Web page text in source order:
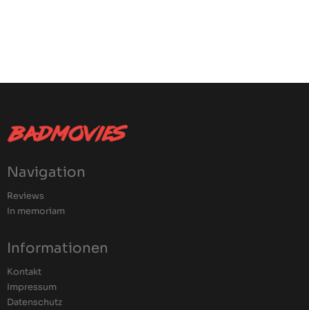
Navigation
Reviews
In memoriam
Informationen
Kontakt
Impressum
Datenschutz